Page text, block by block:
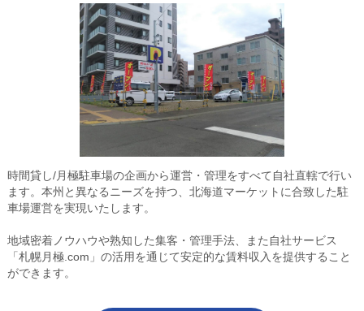
時間貸し/月極駐車場の企画から運営・管理をすべて自社直轄で行い
ます。本州と異なるニーズを持つ、北海道マーケットに合致した駐
車場運営を実現いたします。
地域密着ノウハウや熟知した集客・管理手法、また自社サービス
「札幌月極.com」の活用を通じて安定的な賃料収入を提供すること
ができます。